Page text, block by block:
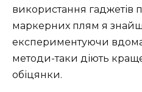
використання гаджетів
маркерних плям я
експериментуючи
методи-таки діють
обіцянки.